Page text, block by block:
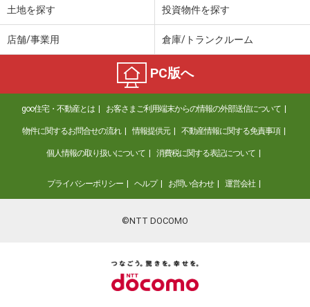
土地を探す 投資物件を探す
店舗/事業用 倉庫/トランクルーム
PC版へ
goo住宅・不動産とは お客さまご利用端末からの情報の外部送信について
物件に関するお問合せの流れ 情報提供元 不動産情報に関する免責事項
個人情報の取り扱いについて 消費税に関する表記について
プライバシーポリシー ヘルプ お問い合わせ 運営会社
©NTT DOCOMO